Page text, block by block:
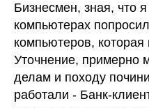
Бизнесмен, зная, что
компьютерах
компьютеров, которая
Уточнение, примерно
делам и походу
работали - Банк-